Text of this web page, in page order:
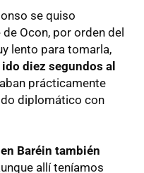
se quiso
Ocon, por orden del
lento para tomarla,
diez segundos al
prácticamente
diplomático con
en Baréin también
allí teníamos